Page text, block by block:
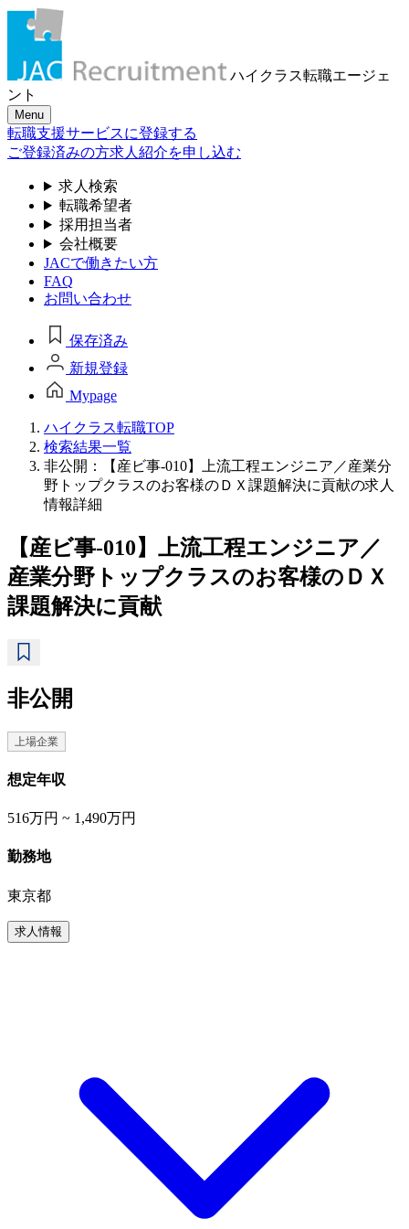
ハイクラス転職エージェ
ント
Menu
転職支援サービスに登録する
ご登録済みの方求人紹介を申し込む
求人検索
転職希望者
採用担当者
会社概要
JACで働きたい方
FAQ
お問い合わせ
保存済み
新規登録
Mypage
ハイクラス転職TOP
検索結果一覧
非公開：【産ビ事-010】上流工程エンジニア／産業分
野トップクラスのお客様のＤＸ課題解決に貢献の求人
情報詳細
【産ビ事-010】上流工程エンジニア／
産業分野トップクラスのお客様のＤＸ
課題解決に貢献
非公開
上場企業
想定年収
516万円 ~ 1,490万円
勤務地
東京都
求人情報